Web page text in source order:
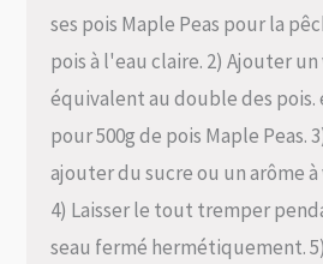
ses pois Maple Peas pour la
pois à l'eau claire. 2) Ajouter
équivalent au double des pois.
pour 500g de pois Maple Peas.
ajouter du sucre ou un arôme
4) Laisser le tout tremper
seau fermé hermétiquement.